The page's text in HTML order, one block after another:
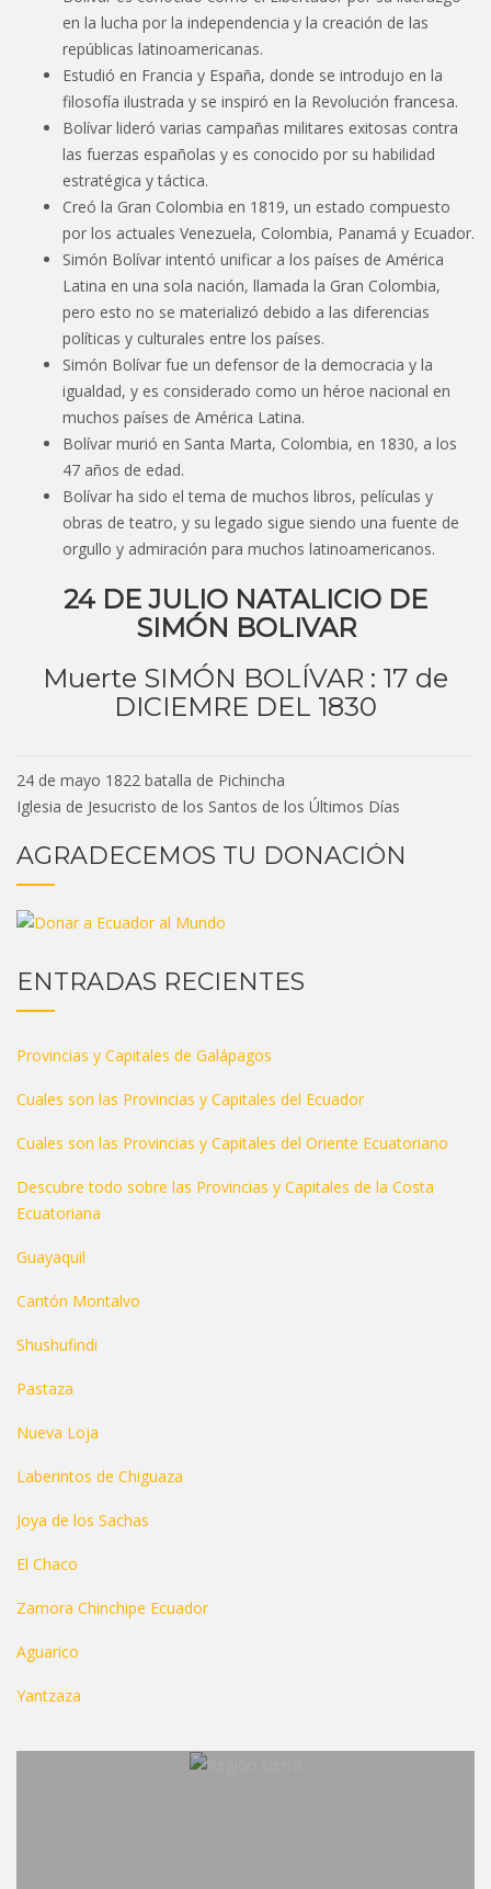
en la lucha por la independencia y la creación de las
repúblicas latinoamericanas.
Estudió en Francia y España, donde se introdujo en la
filosofía ilustrada y se inspiró en la Revolución francesa.
Bolívar lideró varias campañas militares exitosas contra
las fuerzas españolas y es conocido por su habilidad
estratégica y táctica.
Creó la Gran Colombia en 1819, un estado compuesto
por los actuales Venezuela, Colombia, Panamá y Ecuador.
Simón Bolívar intentó unificar a los países de América
Latina en una sola nación, llamada la Gran Colombia,
pero esto no se materializó debido a las diferencias
políticas y culturales entre los países.
Simón Bolívar fue un defensor de la democracia y la
igualdad, y es considerado como un héroe nacional en
muchos países de América Latina.
Bolívar murió en Santa Marta, Colombia, en 1830, a los
47 años de edad.
Bolívar ha sido el tema de muchos libros, películas y
obras de teatro, y su legado sigue siendo una fuente de
orgullo y admiración para muchos latinoamericanos.
24 DE JULIO NATALICIO DE
SIMÓN BOLIVAR
Muerte SIMÓN BOLÍVAR : 17 de
DICIEMRE DEL 1830
Navegación
de
24 de mayo 1822 batalla de Pichincha
Iglesia de Jesucristo de los Santos de los Últimos Días
AGRADECEMOS TU DONACIÓN
ENTRADAS RECIENTES
Provincias y Capitales de Galápagos
Cuales son las Provincias y Capitales del Ecuador
Cuales son las Provincias y Capitales del Oriente Ecuatoriano
Descubre todo sobre las Provincias y Capitales de la Costa
Ecuatoriana
Guayaquil
Cantón Montalvo
Shushufindi
Pastaza
Nueva Loja
Laberintos de Chiguaza
Joya de los Sachas
El Chaco
Zamora Chinchipe Ecuador
Aguarico
Yantzaza